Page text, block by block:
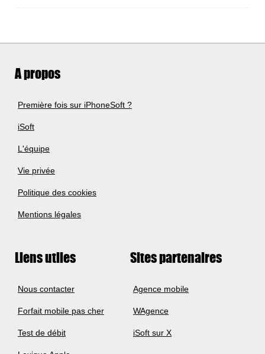
A propos
Première fois sur iPhoneSoft ?
iSoft
L'équipe
Vie privée
Politique des cookies
Mentions légales
Liens utiles
Nous contacter
Forfait mobile pas cher
Test de débit
Sites partenaires
Agence mobile
WAgence
iSoft sur X